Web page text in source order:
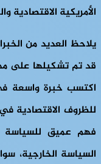
الأمريكية الاقتصادية
يلاحظ العديد من
قد تم تشكيلها على
اكتسب خبرة واسعة
للظروف الاقتصادية
فهم عميق للسياسة
السياسة الخارجية،